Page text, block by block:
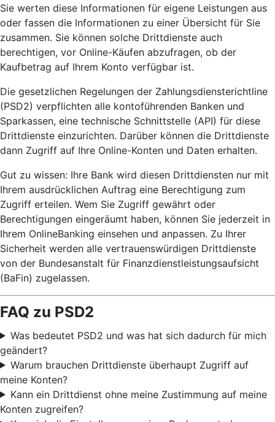
Sie werten diese Informationen für eigene Leistungen aus
oder fassen die Informationen zu einer Übersicht für Sie
zusammen. Sie können solche Drittdienste auch
berechtigen, vor Online-Käufen abzufragen, ob der
Kaufbetrag auf Ihrem Konto verfügbar ist.
Die gesetzlichen Regelungen der Zahlungsdiensterichtline
(PSD2) verpflichten alle kontoführenden Banken und
Sparkassen, eine technische Schnittstelle (API) für diese
Drittdienste einzurichten. Darüber können die Drittdienste
dann Zugriff auf Ihre Online-Konten und Daten erhalten.
Gut zu wissen: Ihre Bank wird diesen Drittdiensten nur mit
Ihrem ausdrücklichen Auftrag eine Berechtigung zum
Zugriff erteilen. Wem Sie Zugriff gewährt oder
Berechtigungen eingeräumt haben, können Sie jederzeit in
Ihrem OnlineBanking einsehen und anpassen. Zu Ihrer
Sicherheit werden alle vertrauenswürdigen Drittdienste
von der Bundesanstalt für Finanzdienstleistungsaufsicht
(BaFin) zugelassen.
FAQ zu PSD2
Was bedeutet PSD2 und was hat sich dadurch für mich
geändert?
Warum brauchen Drittdienste überhaupt Zugriff auf
meine Konten?
Kann ein Drittdienst ohne meine Zustimmung auf meine
Konten zugreifen?